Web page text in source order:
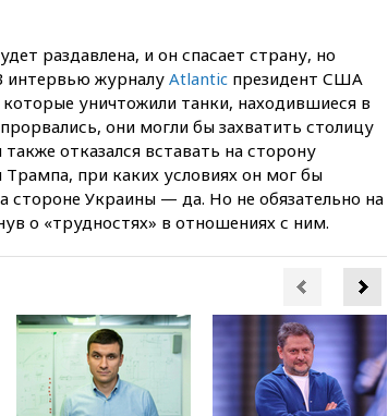
Армению
вчера, 20:35ПВО за день
сбила еще 281 украинский
беспилотник над Россией
вчера, 20:27 Ямпольская
призвала оптимизировать
олимпиады для поступления в
вузы
вчера, 20:15Минтранс
предложил оплачивать
средств на ремонт
вчера, 20:00
Зеленский 8
августа посетит Сербию с
официальным визитом
раздавлена, и он спасает страну, но
интервью журналу Atlantic президент США
уничтожили танки, находившиеся в
они могли бы захватить столицу
отказался вставать на сторону
при каких условиях он мог бы
стороне Украины — да. Но не обязательно на
о «трудностях» в отношениях с ним.